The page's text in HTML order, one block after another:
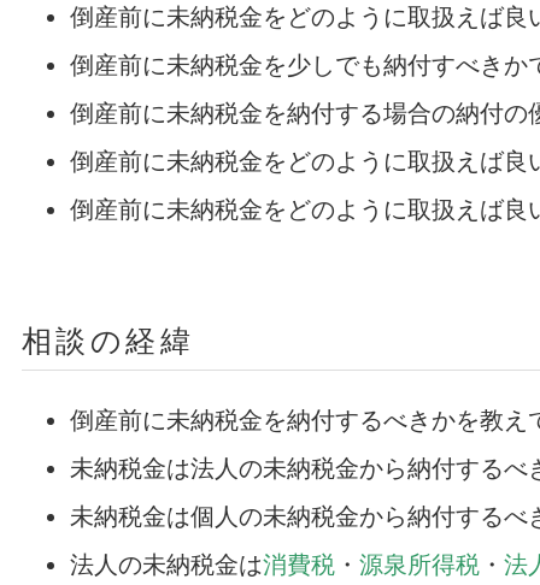
倒産前に未納税金をどのように取扱えば良
倒産前に未納税金を少しでも納付すべきか
倒産前に未納税金を納付する場合の納付の
倒産前に未納税金をどのように取扱えば良
倒産前に未納税金をどのように取扱えば良
相談の経緯
倒産前に未納税金を納付するべきかを教え
未納税金は法人の未納税金から納付するべ
未納税金は個人の未納税金から納付するべ
法人の未納税金は消費税 ・ 源泉所得税 ・ 法